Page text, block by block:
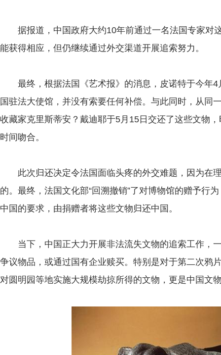
据报道，中国政府大约10年前通过一名法国专家对
能获得相应，但仍继续通过外交渠道开展追索努力。
最终，根据法国《艺术报》的消息，皮诺特于今年4
国驻法大使馆，并没有索要任何补偿。与此同时，从同
收藏家克里斯蒂安？戴迪耶于5月15日交还了这些文物
时间吻合。
此次归还决定令法国面临头疼的外交难题，因为在
的。最终，法国文化部“回溯撤销”了对博物馆的赠予行
中国的要求，由捐赠者将这些文物归还中国。
当下，中国正大力开展非法流失文物的追索工作，
争议物品，或通过国有企业赎买。特别是对于第二次鸦
对圆明园等地实施大规模劫掠所得的文物，更是中国文